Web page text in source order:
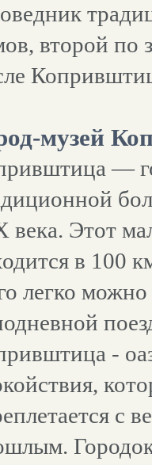
второй по
музей
—
века. Этот
в 100
легко
-
с